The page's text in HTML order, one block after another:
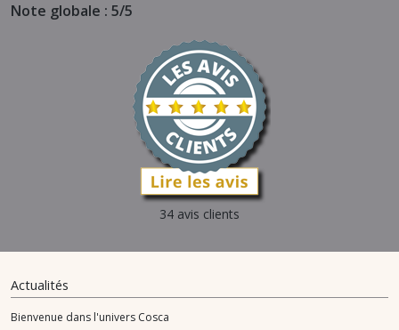
Note globale : 5/5
34 avis clients
Actualités
Bienvenue dans l'univers Cosca